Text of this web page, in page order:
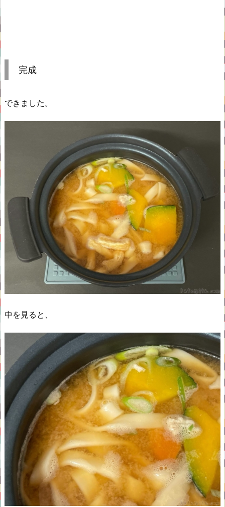
完成
できました。
中を見ると、